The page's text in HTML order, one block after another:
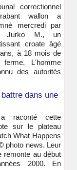
correctionnel
wallon a
mercredi par
Jurko M., un
croate âgé
à 18 mois de
ferme. L'homme
des autorités
dans une
raconté cette
sur le plateau
What Happens
photo news. Leur
remonte au début
2000. En